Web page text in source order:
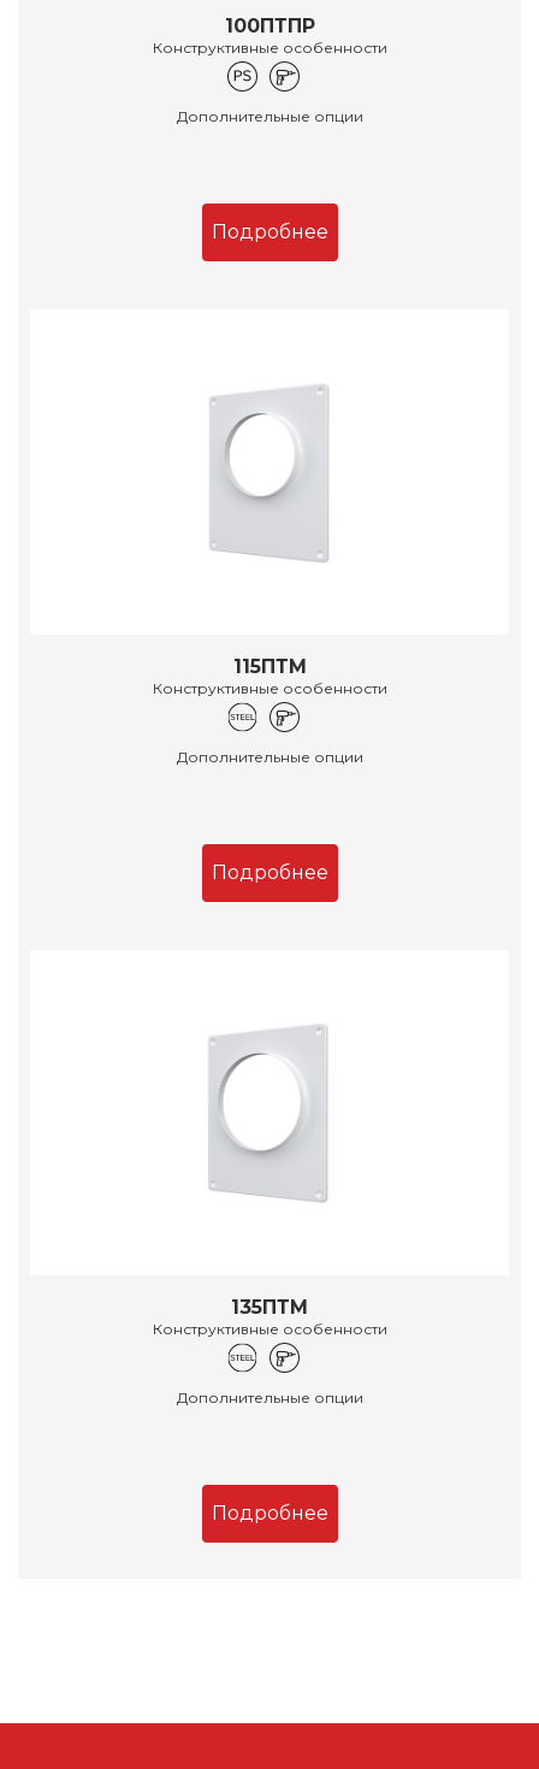
100ПТПР
Конструктивные особенности
Дополнительные опции
Подробнее
115ПТМ
Конструктивные особенности
Дополнительные опции
Подробнее
135ПТМ
Конструктивные особенности
Дополнительные опции
Подробнее